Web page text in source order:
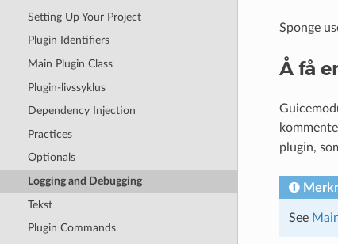
Setting Up Your Project
Plugin Identifiers
Main Plugin Class
Plugin-livssyklus
Dependency Injection
Practices
Optionals
Logging and Debugging
Tekst
Plugin Commands
Sponge
Å få
plugin,
See